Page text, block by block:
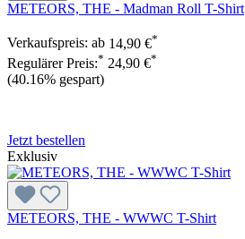
METEORS, THE - Madman Roll T-Shirt
Verkaufspreis: ab 14,90 €*
Regulärer Preis:* 24,90 €*
(40.16% gespart)
Jetzt bestellen
Exklusiv
METEORS, THE - WWWC T-Shirt